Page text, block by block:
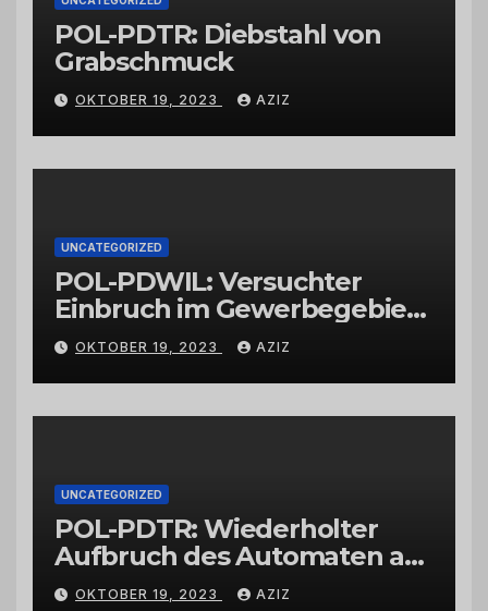
POL-PDTR: Diebstahl von
Grabschmuck
OKTOBER 19, 2023 AZIZ
UNCATEGORIZED
POL-PDWIL: Versuchter
Einbruch im Gewerbegebiet
Wittlich
OKTOBER 19, 2023 AZIZ
UNCATEGORIZED
POL-PDTR: Wiederholter
Aufbruch des Automaten am
Wohnmobilstellplatz in
OKTOBER 19, 2023 AZIZ